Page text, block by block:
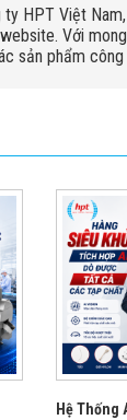
ty HPT Việt
Với
sản phẩm
Hệ Thống